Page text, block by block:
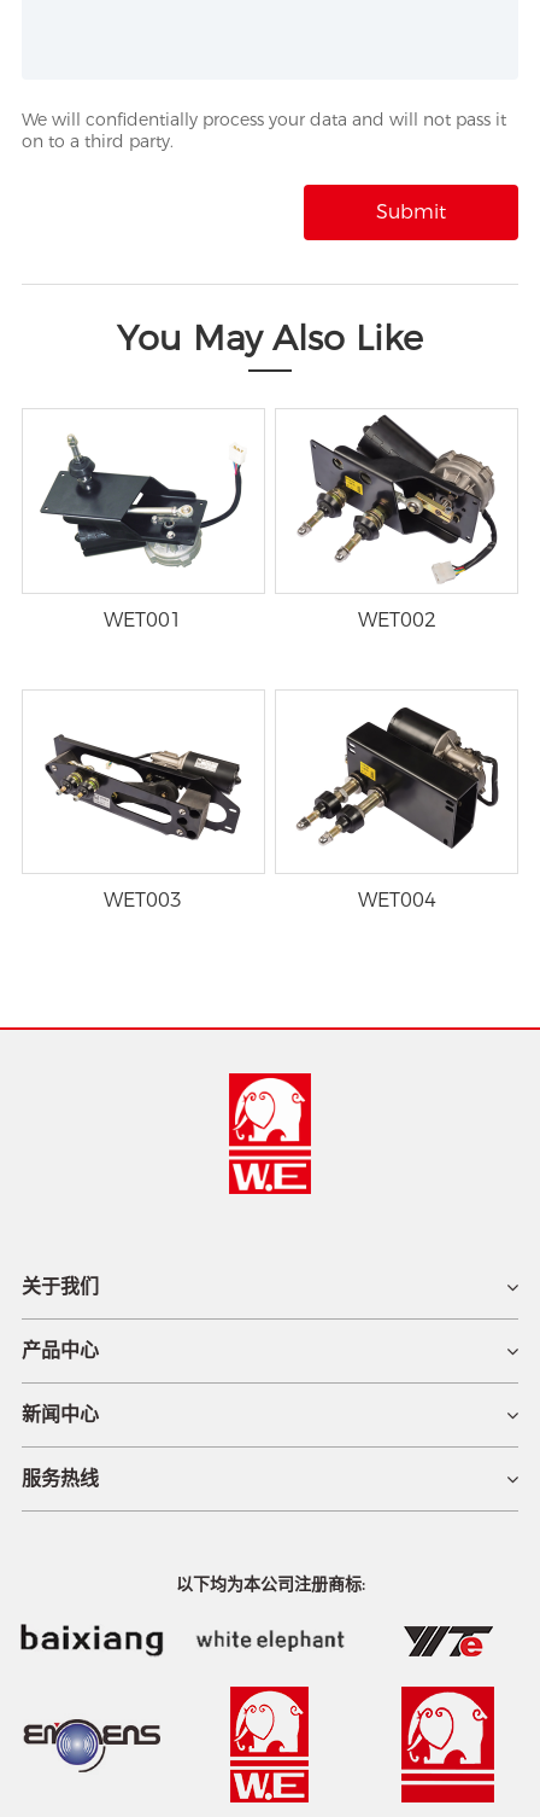
We will confidentially process your data and will not pass it
on to a third party.
You May Also Like
WET001 WET002
WET003 WET004
关于我们
产品中心
新闻中心
服务热线
以下均为本公司注册商标: